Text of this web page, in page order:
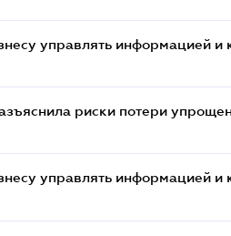
управлять информацией и
риски потери
управлять информацией и